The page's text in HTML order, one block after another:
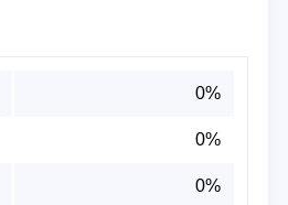
0%
0%
0%